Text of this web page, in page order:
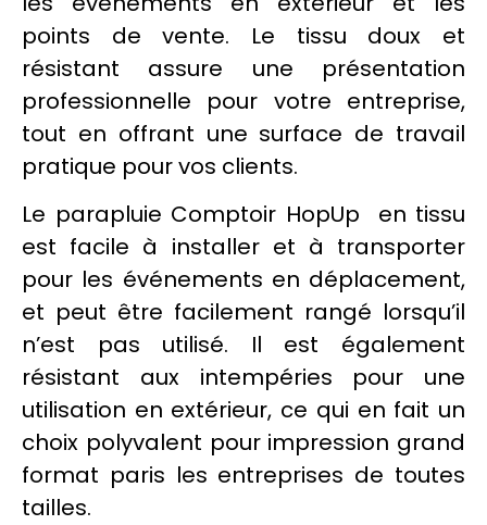
points de vente. Le tissu doux et
résistant assure une présentation
professionnelle pour votre entreprise,
tout en offrant une surface de travail
pratique pour vos clients.
Le parapluie Comptoir HopUp en tissu
est facile à installer et à transporter
pour les événements en déplacement,
et peut être facilement rangé lorsqu’il
n’est pas utilisé. Il est également
résistant aux intempéries pour une
utilisation en extérieur, ce qui en fait un
choix polyvalent pour impression grand
format paris les entreprises de toutes
tailles.